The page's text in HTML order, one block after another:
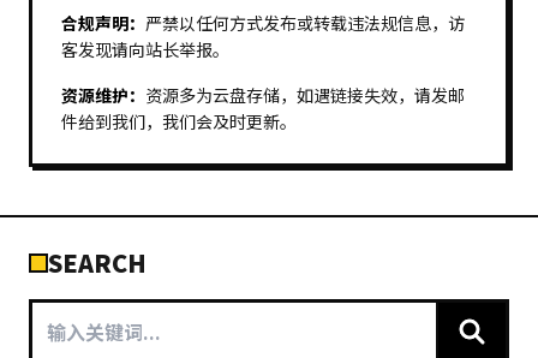
合规声明： 严禁以任何方式发布或转载违法规信息，访
客发现请向站长举报。
资源维护： 资源多为云盘存储，如遇链接失效，请发邮
件给到我们，我们会及时更新。
SEARCH